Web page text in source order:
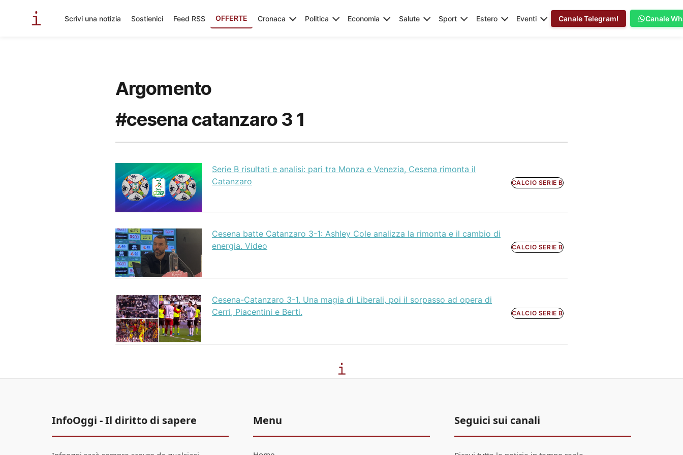
Scrivi una notizia Sostienici Feed RSS OFFERTE Cronaca Politica Economia Salute Sport Estero Eventi Canale Telegram! Canale
Argomento
#cesena catanzaro 3 1
Serie B risultati e analisi: pari tra Monza e Venezia, Cesena rimonta il
Catanzaro
CALCIO SERIE B
Cesena batte Catanzaro 3-1: Ashley Cole analizza la rimonta e il cambio di
energia. Video
CALCIO SERIE B
Cesena-Catanzaro 3-1. Una magia di Liberali, poi il sorpasso ad opera di
Cerri, Piacentini e Berti.
CALCIO SERIE B
InfoOggi - Il diritto di sapere Menu Seguici sui canali